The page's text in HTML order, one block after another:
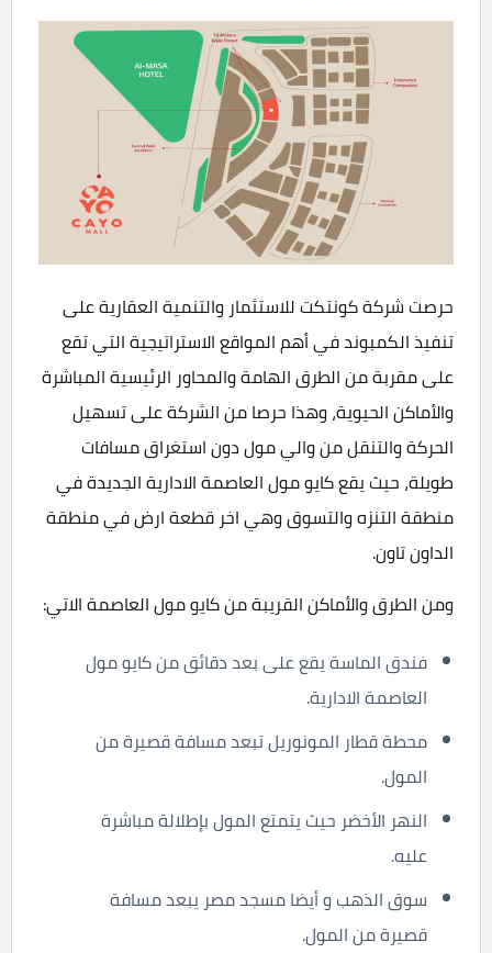
حرصت شركة كونتكت للاستثمار والتنمية العقارية على
تنفيذ الكمبوند في أهم المواقع الاستراتيجية التي تقع
على مقربة من الطرق الهامة والمحاور الرئيسية المباشرة
والأماكن الحيوية، وهذا حرصا من الشركة على تسهيل
الحركة والتنقل من والي مول دون استغراق مسافات
طويلة، حيث يقع كايو مول العاصمة الادارية الجديدة في
منطقة التنزه والتسوق وهي اخر قطعة ارض في منطقة
الداون تاون.
ومن الطرق والأماكن القريبة من كايو مول العاصمة الاتي:
فندق الماسة يقع على بعد دقائق من كايو مول
العاصمة الادارية.
محطة قطار المونوريل تبعد مسافة قصيرة من
المول.
النهر الأخضر حيث يتمتع المول بإطلالة مباشرة
عليه.
سوق الذهب و أيضا مسجد مصر يبعد مسافة
قصيرة من المول.